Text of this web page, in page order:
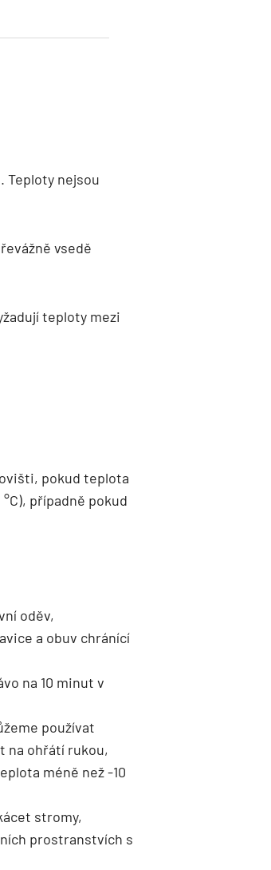
Teploty nejsou
vsedě
teploty mezi
pokud teplota
případně pokud
oděv,
a obuv chránící
na 10 minut v
používat
na ohřátí rukou,
méně než -10
stromy,
prostranstvích s